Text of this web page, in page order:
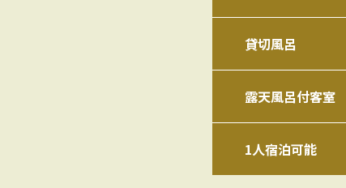
貸切風呂
露天風呂付客室
1人宿泊可能